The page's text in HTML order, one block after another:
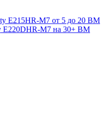
E215HR-M7 от 5 до 20 ВМ
E220DHR-M7 на 30+ ВМ